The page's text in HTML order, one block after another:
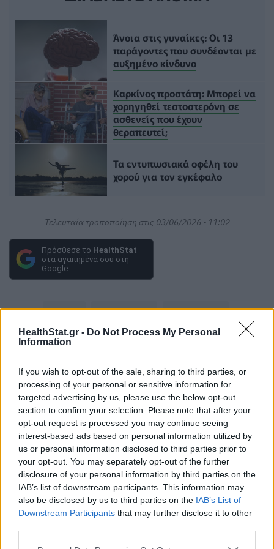
HealthStat.gr - Do Not Process My Personal
Information
If you wish to opt-out of the sale, sharing to third parties, or
processing of your personal or sensitive information for
targeted advertising by us, please use the below opt-out
section to confirm your selection. Please note that after your
opt-out request is processed you may continue seeing
interest-based ads based on personal information utilized by
us or personal information disclosed to third parties prior to
your opt-out. You may separately opt-out of the further
disclosure of your personal information by third parties on the
IAB’s list of downstream participants. This information may
also be disclosed by us to third parties on the IAB’s List of
Downstream Participants that may further disclose it to other
Άνοια στις γυναίκες: Οι 13
παράγοντες που συνδέονται με
αυξημένο κίνδυνο
Καρκίνος προστάτη: Μπορεί να
χορηγηθεί τεστοστερόνη σε
ασθενείς που έχουν
θεραπευτεί;
Τα εντυπωσιακά οφέλη του
χορού για τον εγκέφαλο
Τελευταία τροποποίηση στις 03/06/2026 - 11:02
Πρόσθεσε το HealthStat
στα αγαπημένα σου στη
Google
GLP1 ΦΑΡΜΑΚΑ ΚΑΡΚΙΝΟΣ
ΚΑΡΚΙΝΟΣ ΜΑΣΤΟΥ
ΠΕΡΙΣΣΟΤΕΡΑ ΣΤΗΝ ΙΔΙΑ ΚΑΤΗΓΟΡΙΑ
Ποια σφουγγάρια της κουζίνας
απελευθερώνουν τα περισσότερα
μικροπλαστικά